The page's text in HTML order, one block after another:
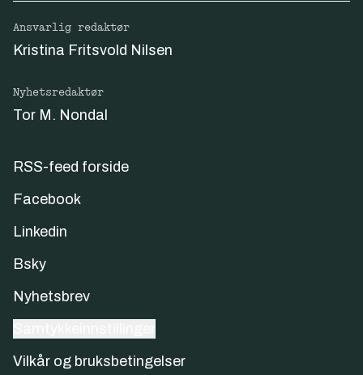
Ansvarlig redaktør
Kristina Fritsvold Nilsen
Nyhetsredaktør
Tor M. Nondal
RSS-feed forside
Facebook
Linkedin
Bsky
Nyhetsbrev
Vilkår og bruksbetingelser